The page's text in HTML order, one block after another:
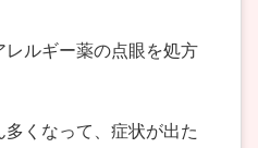
レルギー薬の点眼を処方
くなって、症状が出た